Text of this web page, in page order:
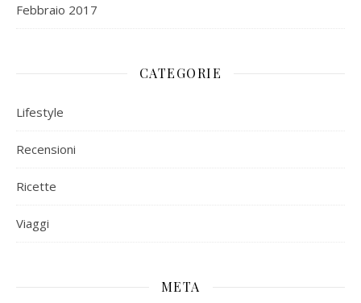
Febbraio 2017
CATEGORIE
Lifestyle
Recensioni
Ricette
Viaggi
META